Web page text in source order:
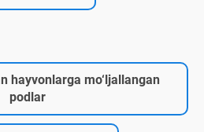
hayvonlarga mo‘ljallangan
podlar